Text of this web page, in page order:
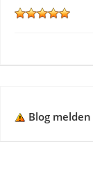
Blog melden